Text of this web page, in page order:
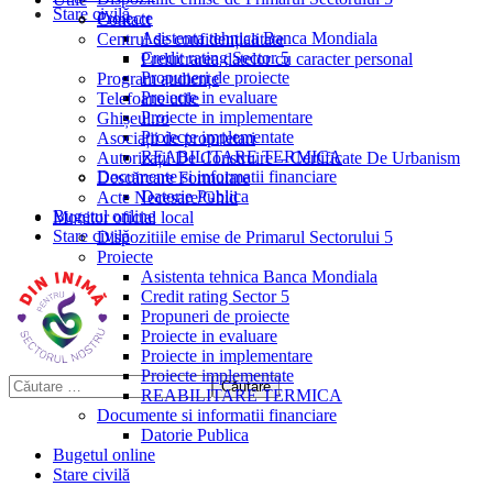
Stare civilă
Proiecte
Asistenta tehnica Banca Mondiala
Credit rating Sector 5
Propuneri de proiecte
Proiecte in evaluare
Proiecte in implementare
Proiecte implementate
REABILITARE TERMICA
Documente si informatii financiare
Datorie Publica
Bugetul online
Stare civilă
Contact
Centrul de confidențialitate
Prelucrarea datelor cu caracter personal
Program audiențe
Telefoane utile
Ghișeul.ro
Asociații de proprietari
Autorizații De Construire – Certificate De Urbanism
Descărcare Formulare
Acte Necesare/Ghid
Monitor oficial local
Dispozitiile emise de Primarul Sectorului 5
Proiecte
Asistenta tehnica Banca Mondiala
Credit rating Sector 5
Propuneri de proiecte
Proiecte in evaluare
Proiecte in implementare
Proiecte implementate
REABILITARE TERMICA
Documente si informatii financiare
Datorie Publica
Bugetul online
Stare civilă